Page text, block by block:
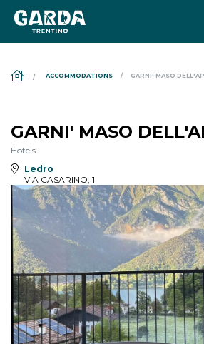
ACCOMMODATIONS GARNI' MASO
GARNI' MASO
Hotels
Ledro
VIA CASARINO, 1